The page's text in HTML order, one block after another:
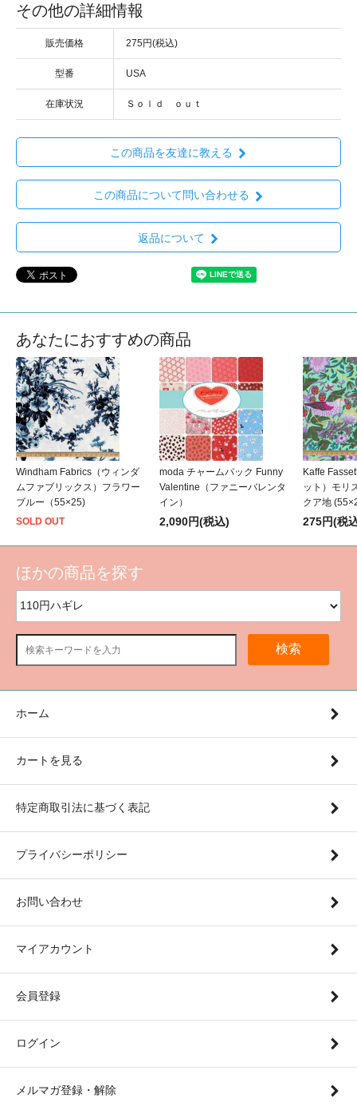
その他の詳細情報
販売価格 275円(税込)
型番 USA
在庫状況 Ｓｏｌｄ ｏｕｔ
この商品を友達に教える
この商品について問い合わせる
返品について
あなたにおすすめの商品
Windham Fabrics（ウィンダ
ムファブリックス）フラワー
ブルー（55×25)
SOLD OUT
moda チャームパック Funny
Valentine（ファニーバレンタ
イン）
2,090円(税込)
Kaffe
ット）モリ
クア地
275円(税
ほかの商品を探す
検索
ホーム
カートを見る
特定商取引法に基づく表記
プライバシーポリシー
お問い合わせ
マイアカウント
会員登録
ログイン
メルマガ登録・解除